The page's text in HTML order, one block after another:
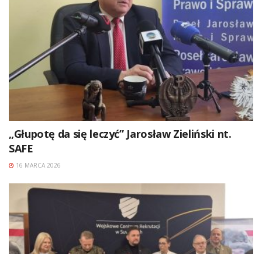
„Głupotę da się leczyć” Jarosław Zieliński nt.
SAFE
16 MARCA 2026